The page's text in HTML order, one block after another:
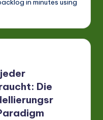
in minutes using
Die